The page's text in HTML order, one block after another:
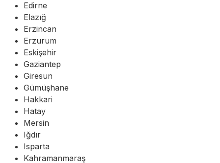
Edirne
Elazığ
Erzincan
Erzurum
Eskişehir
Gaziantep
Giresun
Gümüşhane
Hakkari
Hatay
Mersin
Iğdır
Isparta
Kahramanmaraş